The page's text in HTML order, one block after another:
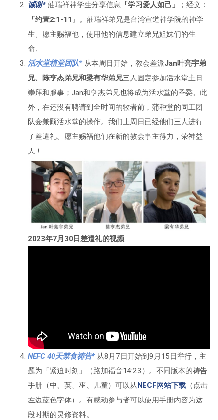
诚谢*莊瑞祥神学生分享信息 「学习爱人如己」
；经文：
「约壹2:1-11」 。莊瑞祥弟兄是台湾宣道神学院的神学
生。愿主赐福他，使用他的信息建立弟兄姐妹们的生
命。
活水堂植堂团队*从本周日开始，教会差派Jan叶亮宇弟
兄、陈亨杰弟兄和梁有华弟兄三人固定参加活水堂主日
崇拜和服事；Jan和亨杰弟兄也将成为活水堂的圣委。此
外，在还没有聘请到全时间的牧者前，蒲种堂的同工团
队会兼顾活水堂的操作。我们上周日已经他们三人进行
了差遣礼。愿主赐福他们在新的教会事主得力，荣神益
人！
2023年7月30日差遣礼的视频
NEFC 40天禁食祷告*从8月7日开始到9月15日举行，主
题为「紧迫时刻」（路加福音14:23）。不同版本的祷告
手册（中、英、巫、儿童）可以从NECF网站下载（点击
左边蓝色字体）。有感动参与者可以使用手册内容为这
段时期的灵修资料。